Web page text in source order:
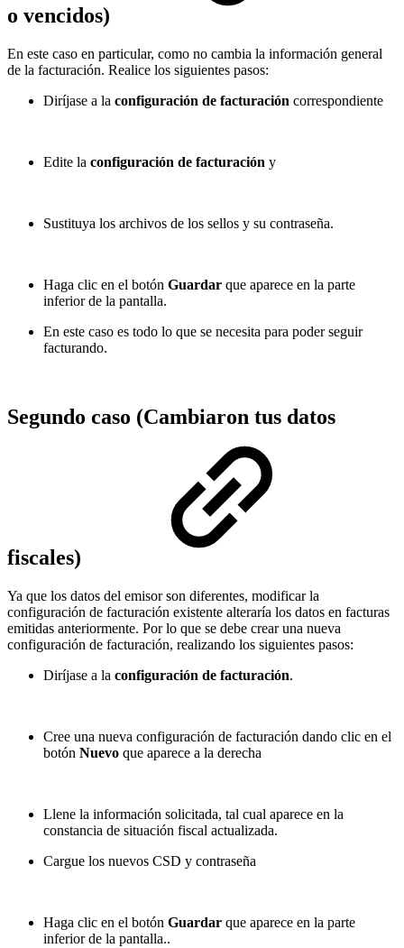
o vencidos)
En este caso en particular, como no cambia la información general
de la facturación. Realice los siguientes pasos:
Diríjase a la configuración de facturación correspondiente
Edite la configuración de facturación y
Sustituya los archivos de los sellos y su contraseña.
Haga clic en el botón Guardar que aparece en la parte
inferior de la pantalla.
En este caso es todo lo que se necesita para poder seguir
facturando.
Segundo caso (Cambiaron tus datos
fiscales)
Ya que los datos del emisor son diferentes, modificar la
configuración de facturación existente alteraría los datos en facturas
emitidas anteriormente. Por lo que se debe crear una nueva
configuración de facturación, realizando los siguientes pasos:
Diríjase a la configuración de facturación.
Cree una nueva configuración de facturación dando clic en el
botón Nuevo que aparece a la derecha
Llene la información solicitada, tal cual aparece en la
constancia de situación fiscal actualizada.
Cargue los nuevos CSD y contraseña
Haga clic en el botón Guardar que aparece en la parte
inferior de la pantalla..